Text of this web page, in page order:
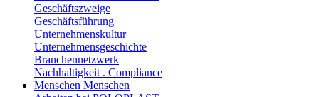
Geschäftszweige
Geschäftsführung
Unternehmenskultur
Unternehmensgeschichte
Branchennetzwerk
Nachhaltigkeit . Compliance
Menschen Menschen